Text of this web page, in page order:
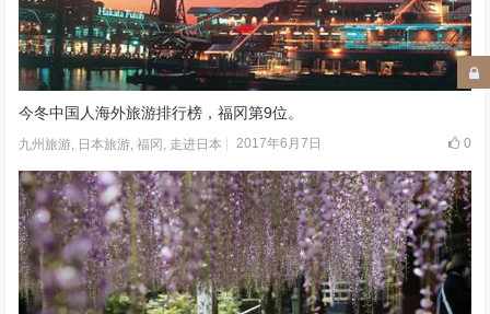
今冬中国人海外旅游排行榜，福冈第9位。
九州旅游, 日本旅游,福冈 , 走进日本 2017年6月7日 0